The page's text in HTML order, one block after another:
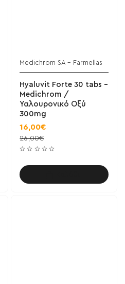
Medichrom SA - Farmellas
Hyaluvit Forte 30 tabs -
Medichrom /
Υαλουρονικό Οξύ
300mg
16,00€
26,00€